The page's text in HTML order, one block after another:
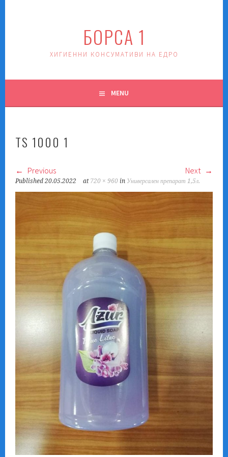
БОРСА 1
ХИГИЕННИ КОНСУМАТИВИ НА ЕДРО
MENU
TS 1000 1
Previous Next
Published20.05.2022 at 720 × 960 in Универсален препарат 1,5л.